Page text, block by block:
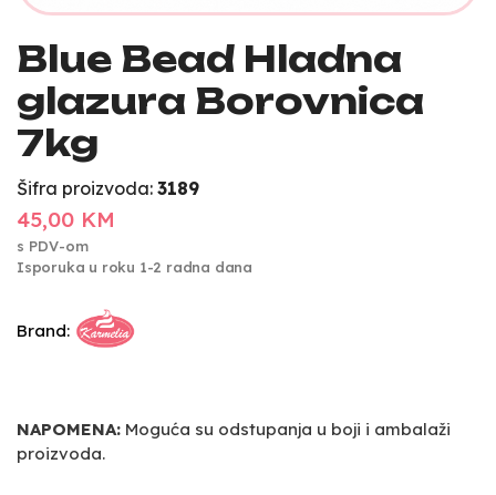
Blue Bead Hladna
glazura Borovnica
7kg
Šifra proizvoda: 3189
45,00 KM
s PDV-om
Isporuka u roku 1-2 radna dana
Brand:
NAPOMENA: Moguća su odstupanja u boji i ambalaži
proizvoda.